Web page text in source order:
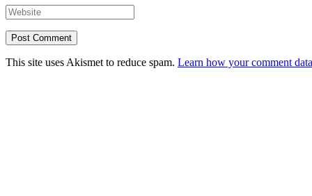
This site uses Akismet to reduce spam. Learn how your comment